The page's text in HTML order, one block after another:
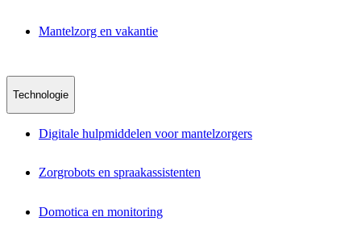
Mantelzorg en vakantie
Technologie
Digitale hulpmiddelen voor mantelzorgers
Zorgrobots en spraakassistenten
Domotica en monitoring